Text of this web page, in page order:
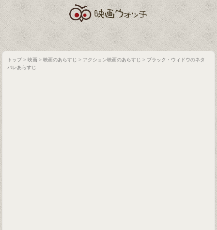
トップ>映画 >映画のあらすじ > アクション映画のあらすじ > ブラック・ウィドウのネタ
バレあらすじ